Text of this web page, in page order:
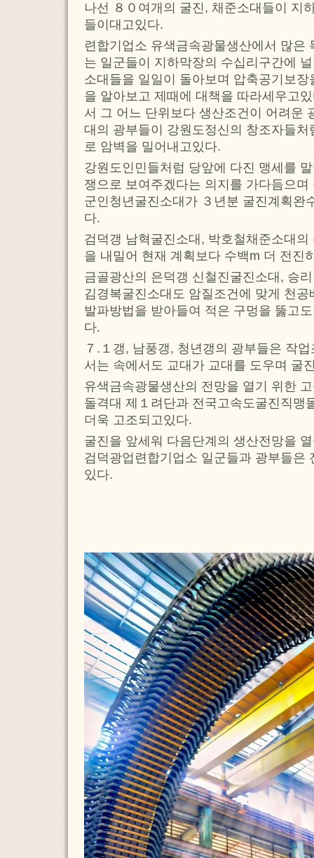
나선 ８０여개의 굴진, 채준소대들이 지
들이대고있다.
련합기업소 유색금속광물생산에서 많은
는 일군들이 지하막장의 수십리구간에
소대들을 일일이 돌아보며 압축공기보
을 알아보고 제때에 대책을 따라세우고
서 그 어느 단위보다 생산조건이 어려운
대의 광부들이 강원도정신의 창조자들
로 암벽을 밀어내고있다.
강원도인민들처럼 당앞에 다진 맹세를
쟁으로 보여주겠다는 의지를 가다듬으
군인청년굴진소대가 ３년분 굴진계획완
다.
검덕갱 남혁굴진소대, 박호철채준소대
을 내밀어 현재 계획보다 수백m 더 전진
금골광산의 은덕갱 신철진굴진소대, 승
김경복굴진소대도 암질조건에 맞게 천
발파방법을 받아들여 적은 구멍을 뚫고
다.
７.１갱, 남풍갱, 청년갱의 광부들은 작
서는 속에서도 교대가 교대를 도우며 굴
유색금속광물생산의 전망을 열기 위한
돌격대 제１려단과 전국고속도굴진직맹
더욱 고조되고있다.
굴진을 앞세워 다음단계의 생산전망을
검덕광업련합기업소 일군들과 광부들은
있다.